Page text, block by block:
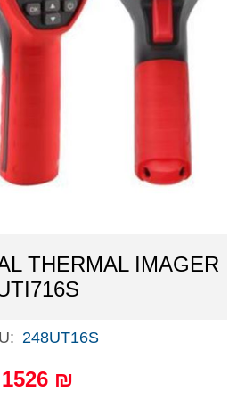
THERMAL IMAGER
248UT16S
1526 ₪